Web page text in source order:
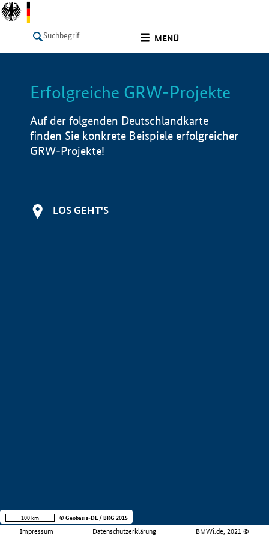
MENÜ
LISTE Info
Erfolgreiche GRW-Projekte
Auf der folgenden Deutschlandkarte
finden Sie konkrete Beispiele erfolgreicher
GRW-Projekte!
LOS GEHT'S
Impressum Datenschutzerklärung BMWi.de, 2021 ©
100 km © Geobasis-DE / BKG 2015